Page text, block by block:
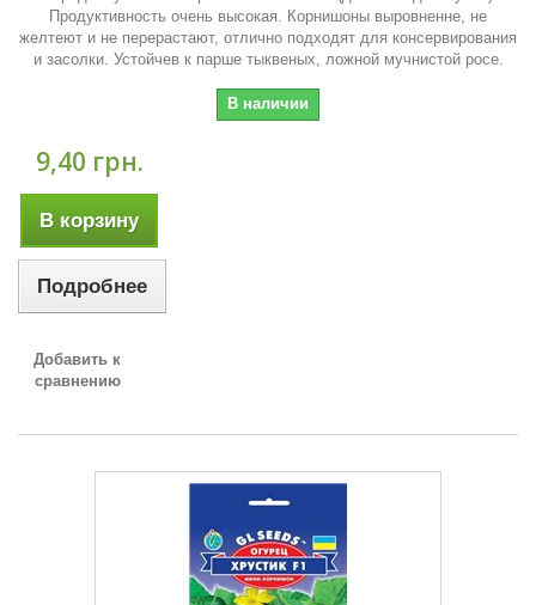
Продуктивность очень высокая. Корнишоны выровненне, не
желтеют и не перерастают, отлично подходят для консервирования
и засолки. Устойчев к парше тыквеных, ложной мучнистой росе.
В наличии
9,40 грн.
В корзину
Подробнее
Добавить к
сравнению